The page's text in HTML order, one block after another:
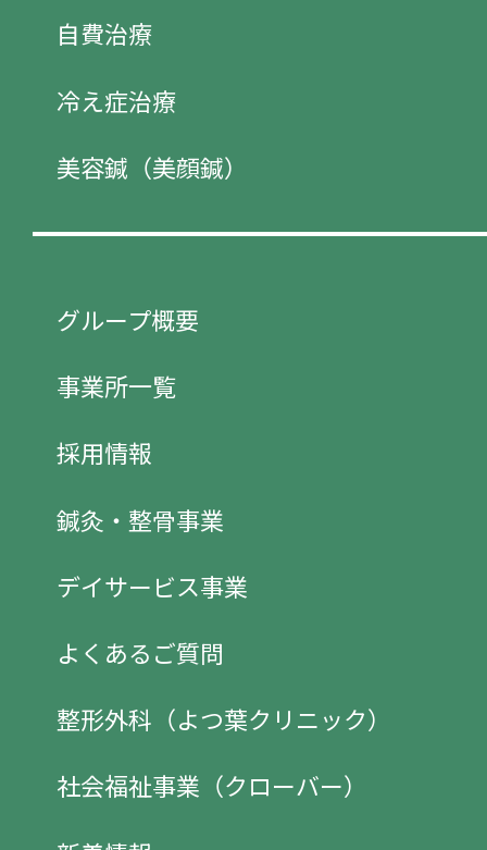
自費治療
冷え症治療
美容鍼（美顔鍼）
グループ概要
事業所一覧
採用情報
鍼灸・整骨事業
デイサービス事業
よくあるご質問
整形外科（よつ葉クリニック）
社会福祉事業（クローバー）